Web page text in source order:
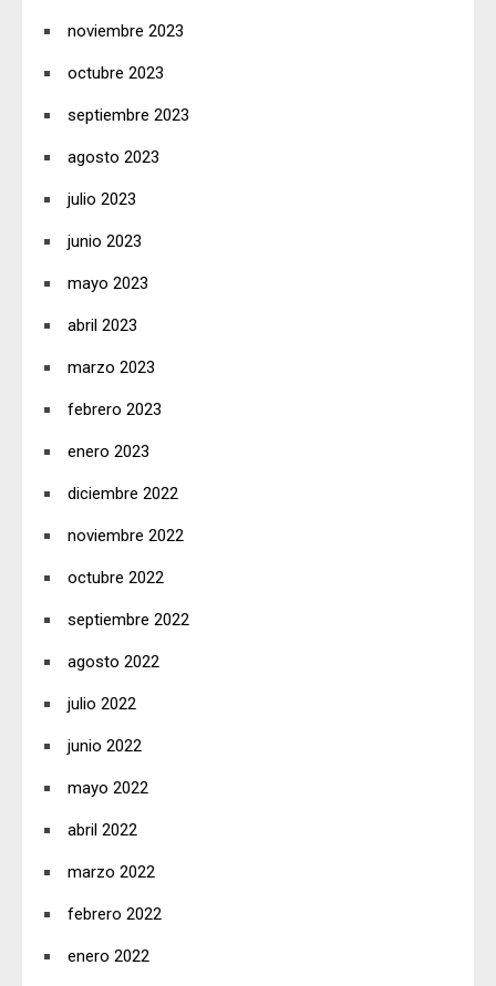
noviembre 2023
octubre 2023
septiembre 2023
agosto 2023
julio 2023
junio 2023
mayo 2023
abril 2023
marzo 2023
febrero 2023
enero 2023
diciembre 2022
noviembre 2022
octubre 2022
septiembre 2022
agosto 2022
julio 2022
junio 2022
mayo 2022
abril 2022
marzo 2022
febrero 2022
enero 2022